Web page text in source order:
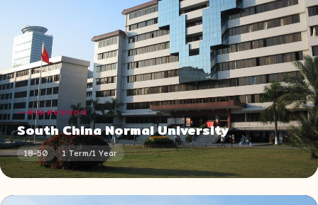
GUANGZHOU
South China Normal University
18-50 1 Term/1 Year